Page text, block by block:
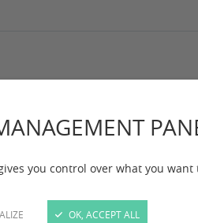
you control over what you want
OK, ACCEPT ALL
Summer School 2025 Application